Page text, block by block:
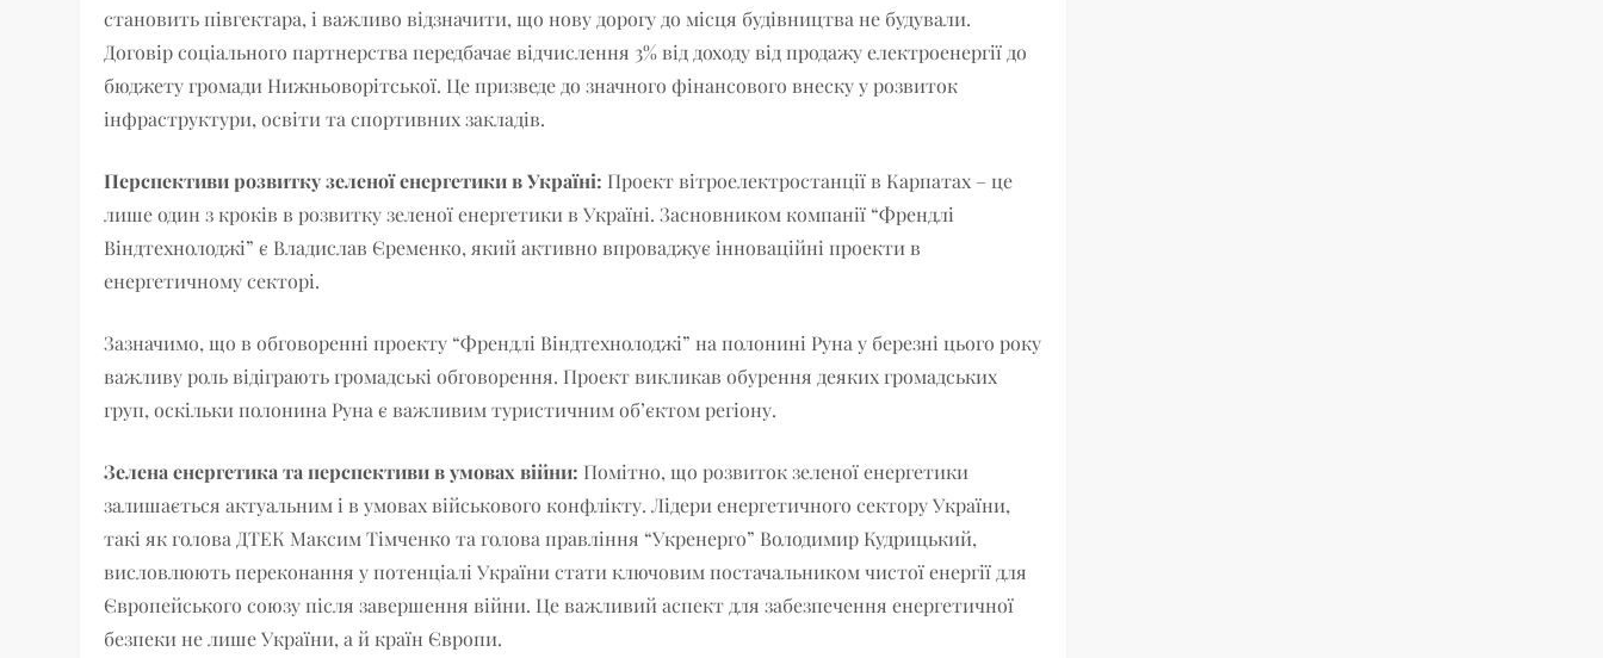
становить півгектара, і важливо відзначити, що нову дорогу до місця будівництва не будували.
Договір соціального партнерства передбачає відчислення 3% від доходу від продажу електроенергії до
бюджету громади Нижньоворітської. Це призведе до значного фінансового внеску у розвиток
інфраструктури, освіти та спортивних закладів.
Перспективи розвитку зеленої енергетики в Україні: Проект вітроелектростанції в Карпатах – це
лише один з кроків в розвитку зеленої енергетики в Україні. Засновником компанії “Френдлі
Віндтехнолоджі” є Владислав Єременко, який активно впроваджує інноваційні проекти в
енергетичному секторі.
Зазначимо, що в обговоренні проекту “Френдлі Віндтехнолоджі” на полонині Руна у березні цього року
важливу роль відіграють громадські обговорення. Проект викликав обурення деяких громадських
груп, оскільки полонина Руна є важливим туристичним об’єктом регіону.
Зелена енергетика та перспективи в умовах війни: Помітно, що розвиток зеленої енергетики
залишається актуальним і в умовах військового конфлікту. Лідери енергетичного сектору України,
такі як голова ДТЕК Максим Тімченко та голова правління “Укренерго” Володимир Кудрицький,
висловлюють переконання у потенціалі України стати ключовим постачальником чистої енергії для
Європейського союзу після завершення війни. Це важливий аспект для забезпечення енергетичної
безпеки не лише України, а й країн Європи.